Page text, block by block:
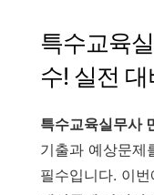
칭
특수교육
수! 실전
특수교육실무사
기출과 예상문제
필수입니다. 이